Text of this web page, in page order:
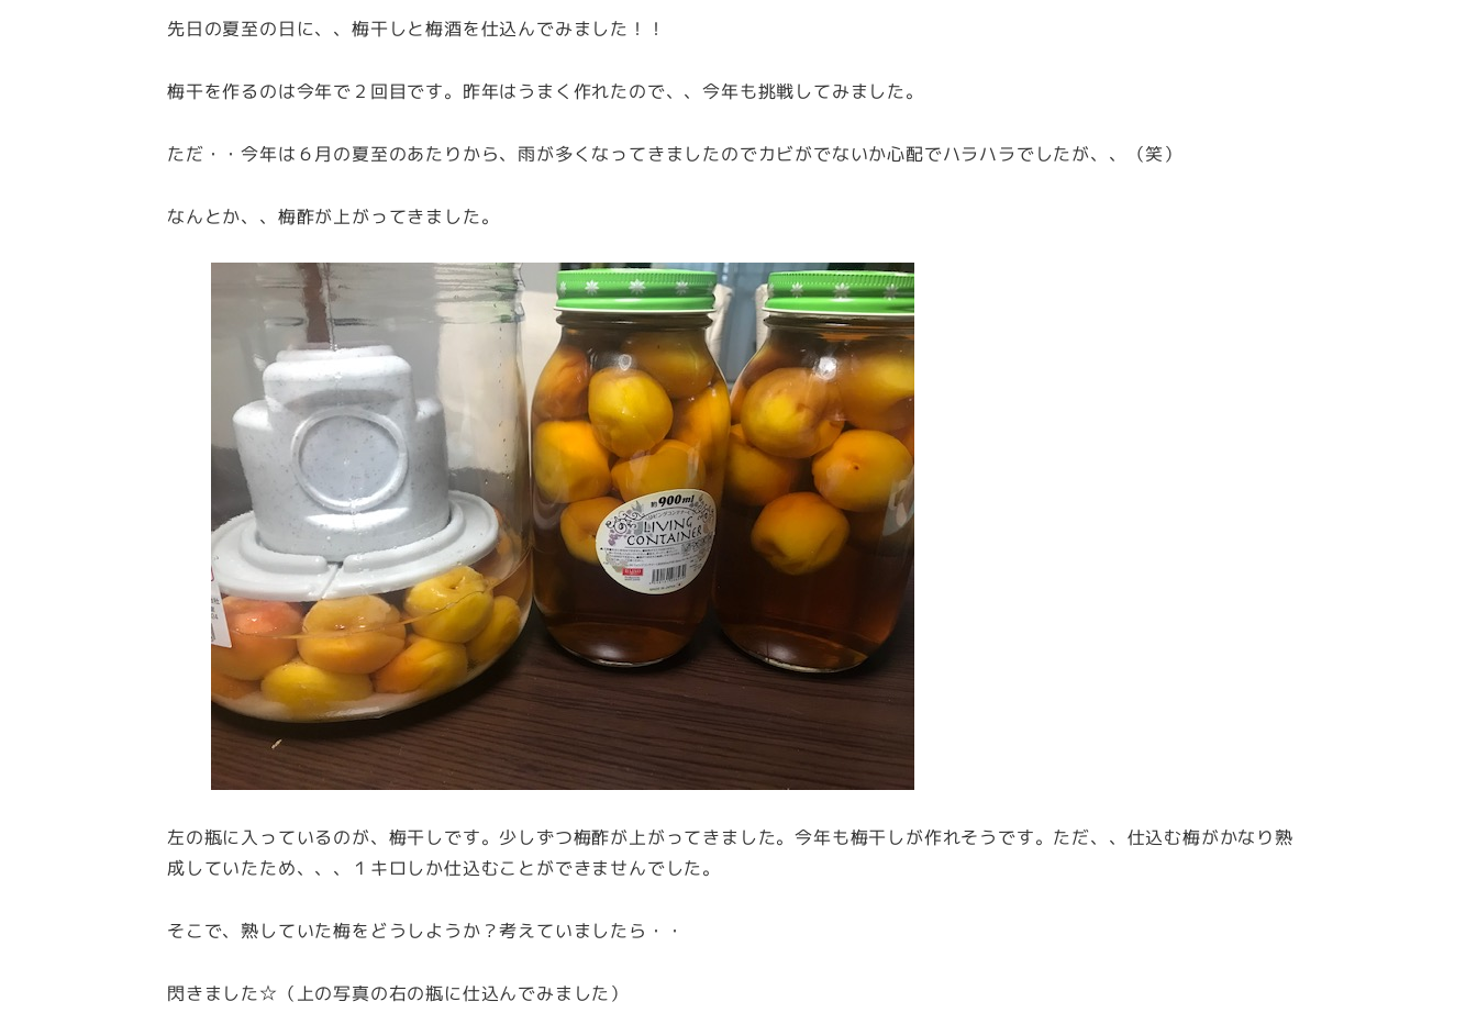
先日の夏至の日に、、梅干しと梅酒を仕込んでみました！！
梅干を作るのは今年で２回目です。昨年はうまく作れたので、、今年も挑戦してみました。
ただ・・今年は６月の夏至のあたりから、雨が多くなってきましたのでカビがでないか心配でハラハラでしたが、、（笑）
なんとか、、梅酢が上がってきました。
左の瓶に入っているのが、梅干しです。少しずつ梅酢が上がってきました。今年も梅干しが作れそうです。ただ、、仕込む梅がかなり熟
成していたため、、、１キロしか仕込むことができませんでした。
そこで、熟していた梅をどうしようか？考えていましたら・・
閃きました☆（上の写真の右の瓶に仕込んでみました）